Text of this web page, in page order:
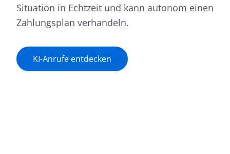
Situation in Echtzeit und kann autonom einen
Zahlungsplan verhandeln.
KI-Anrufe entdecken